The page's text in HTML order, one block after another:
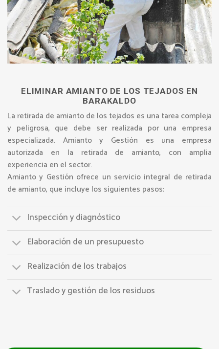
ELIMINAR AMIANTO DE LOS TEJADOS EN
BARAKALDO
La retirada de amianto de los tejados es una tarea compleja
y peligrosa, que debe ser realizada por una empresa
especializada. Amianto y Gestión es una empresa
autorizada en la retirada de amianto, con amplia
experiencia en el sector.
Amianto y Gestión ofrece un servicio integral de retirada
de amianto, que incluye los siguientes pasos:
Inspección y diagnóstico
Elaboración de un presupuesto
Realización de los trabajos
Traslado y gestión de los residuos